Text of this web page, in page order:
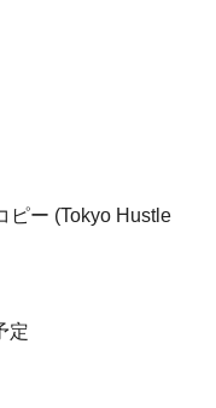
ピー (Tokyo Hustle
定